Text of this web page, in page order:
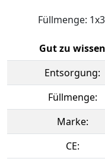
Füllmenge:
Gut zu wissen
Entsorgung:
Füllmenge:
Marke:
CE: